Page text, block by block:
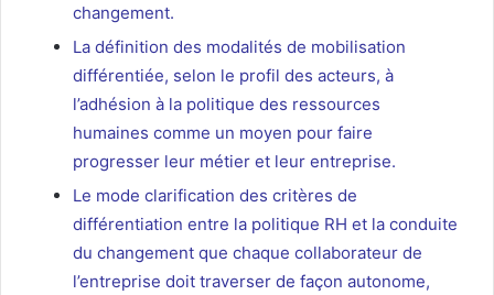
changement.
La définition des modalités de mobilisation
différentiée, selon le profil des acteurs, à
l’adhésion à la politique des ressources
humaines comme un moyen pour faire
progresser leur métier et leur entreprise.
Le mode clarification des critères de
différentiation entre la politique RH et la conduite
du changement que chaque collaborateur de
l’entreprise doit traverser de façon autonome,